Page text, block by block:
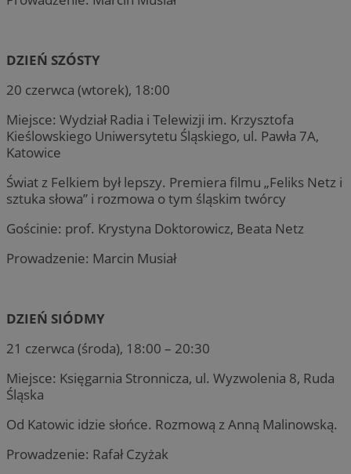
DZIEŃ SZÓSTY
20 czerwca (wtorek), 18:00
Miejsce: Wydział Radia i Telewizji im. Krzysztofa
Kieślowskiego Uniwersytetu Śląskiego, ul. Pawła 7A,
Katowice
Świat z Felkiem był lepszy. Premiera filmu „Feliks Netz i
sztuka słowa” i rozmowa o tym śląskim twórcy
Gościnie: prof. Krystyna Doktorowicz, Beata Netz
Prowadzenie: Marcin Musiał
DZIEŃ SIÓDMY
21 czerwca (środa), 18:00 – 20:30
Miejsce: Księgarnia Stronnicza, ul. Wyzwolenia 8, Ruda
Śląska
Od Katowic idzie słońce. Rozmową z Anną Malinowską.
Prowadzenie: Rafał Czyżak